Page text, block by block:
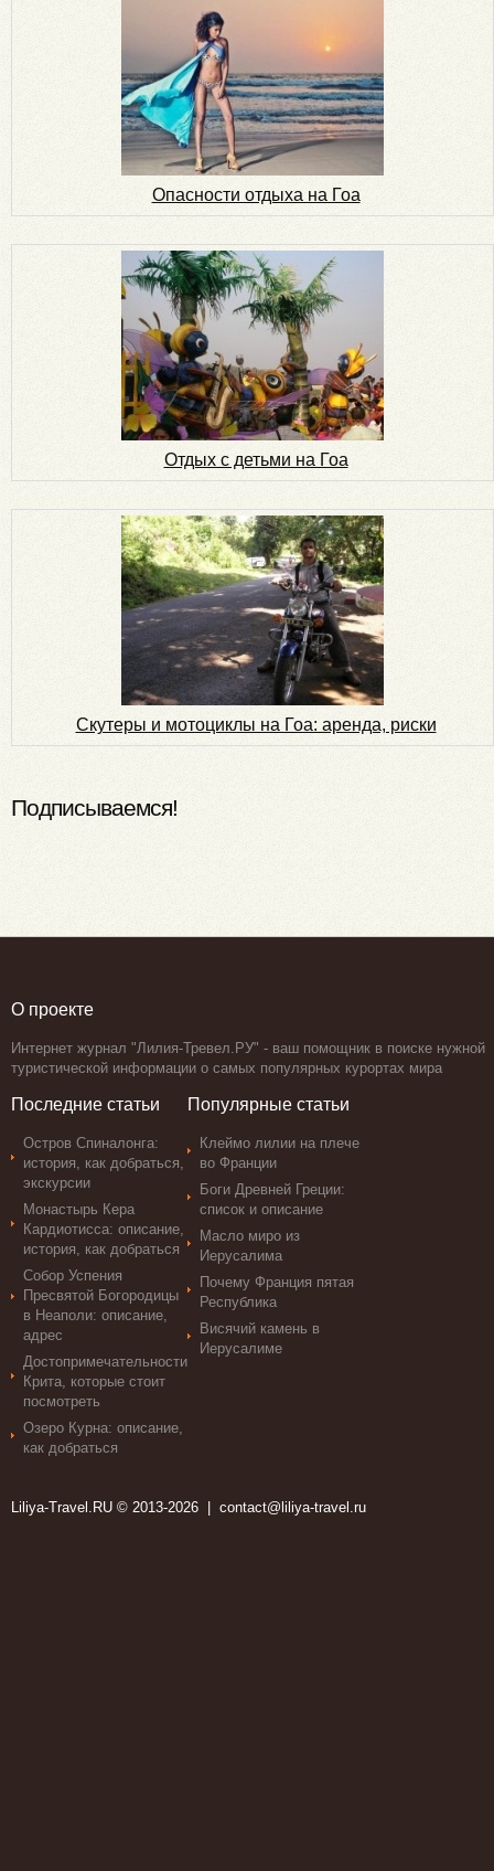
Опасности отдыха на Гоа
Отдых с детьми на Гоа
Скутеры и мотоциклы на Гоа: аренда, риски
Подписываемся!
О проекте
Интернет журнал "Лилия-Тревел.РУ" - ваш помощник в поиске нужной
туристической информации о самых популярных курортах мира
Последние статьи
Остров Спиналонга:
история, как добраться,
экскурсии
Монастырь Кера
Кардиотисса: описание,
история, как добраться
Собор Успения
Пресвятой Богородицы
в Неаполи: описание,
адрес
Достопримечательности
Крита, которые стоит
посмотреть
Озеро Курна: описание,
как добраться
Популярные статьи
Клеймо лилии на плече
во Франции
Боги Древней Греции:
список и описание
Масло миро из
Иерусалима
Почему Франция пятая
Республика
Висячий камень в
Иерусалиме
Liliya-Travel.RU © 2013-2026 | contact@liliya-travel.ru